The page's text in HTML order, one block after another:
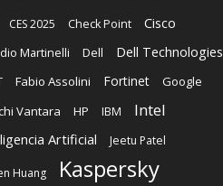
CES 2025 Check Point Cisco
Martinelli Dell Dell Technologies
Fabio Assolini Fortinet
Google
Vantara
HP IBM Intel
Artificial Jeetu Patel
Huang Kaspersky